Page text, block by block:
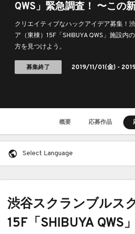
QWS」緊急調査！ 〜この
などうハックする？〜
クリエイティブなハックアイデア募集！
ア（東棟）15F「SHIBUYA QWS」施設内
方を見つけよう。
募集終了 2019/11/01(金) -
概要 応募作品
Select Language
渋谷スクランブルス
15F「SHIBUYA QWS